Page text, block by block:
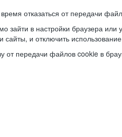
отказаться от передачи
зайти в настройки браузера или
и отключить
от передачи файлов cookie в